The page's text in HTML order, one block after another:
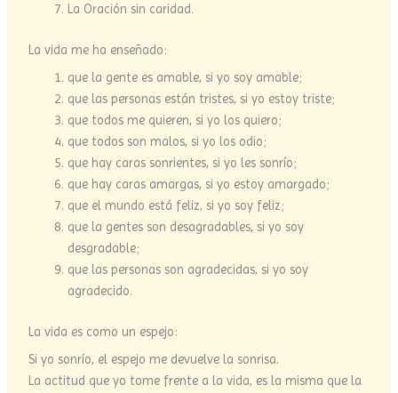
La Oración sin caridad.
La vida me ha enseñado:
que la gente es amable, si yo soy amable;
que las personas están tristes, si yo estoy triste;
que todos me quieren, si yo los quiero;
que todos son malos, si yo los odio;
que hay caras sonrientes, si yo les sonrío;
que hay caras amargas, si yo estoy amargado;
que el mundo está feliz, si yo soy feliz;
que la gentes son desagradables, si yo soy
desgradable;
que las personas son agradecidas, si yo soy
agradecido.
La vida es como un espejo:
Si yo sonrío, el espejo me devuelve la sonrisa.
La actitud que yo tome frente a la vida, es la misma que la